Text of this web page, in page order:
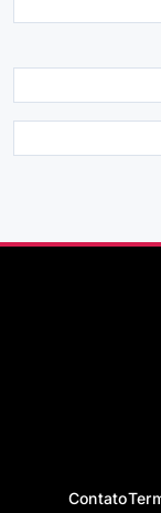
Contato